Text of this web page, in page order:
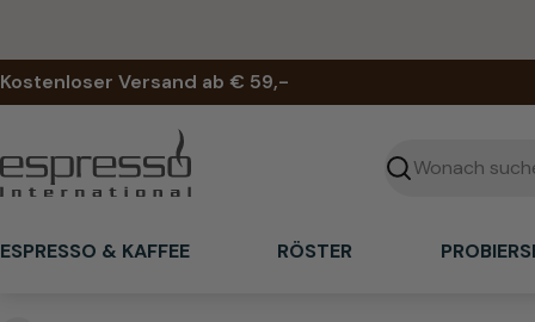
springen
Kostenloser Versand ab € 59,-
Suchen
ESPRESSO & KAFFEE RÖSTER